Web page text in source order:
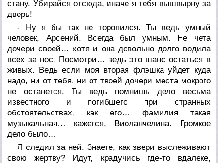
стану. Убирайся отсюда, иначе я тебя вышвырну за
дверь!
- Ну я бы так не торопился. Ты ведь умный
человек, Арсений. Всегда был умным. Не чета
дочери своей… хотя и она довольно долго водила
всех за нос. Посмотри… ведь это шанс остаться в
живых. Ведь если моя вторая флэшка уйдет куда
надо, ни от тебя, ни от твоей дочери места мокрого
не останется. Ты ведь помнишь дело весьма
известного и погибшего при странных
обстоятельствах, как его… фамилия такая
музыкальная… кажется, Виоланчелина. Громкое
дело было…
Я следил за ней. Знаете, как звери выслеживают
свою жертву? Идут, крадучись где-то вдалеке,